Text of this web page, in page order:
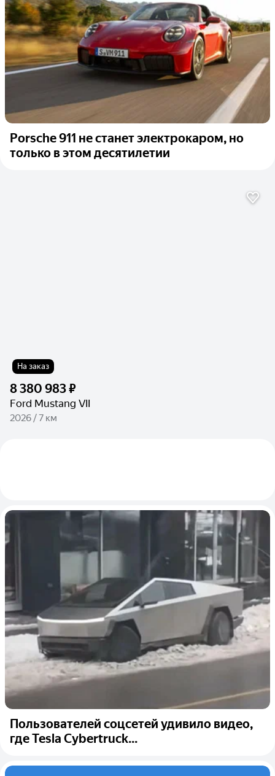
Porsche 911 не станет электрокаром, но
только в этом десятилетии
На заказ
8 380 983 ₽
Ford Mustang VII
2026 / 7 км
Пользователей соцсетей удивило видео,
где Tesla Cybertruck...